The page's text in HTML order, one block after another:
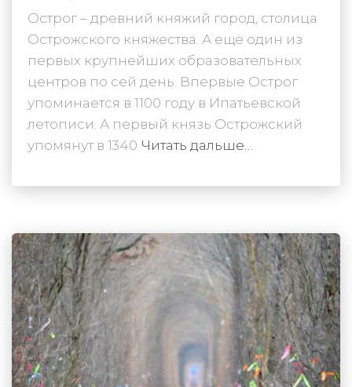
Острог – древний княжий город, столица
Острожского княжества. А ещё один из
первых крупнейших образовательных
центров по сей день. Впервые Острог
упоминается в 1100 году в Ипатьевской
летописи. А первый князь Острожский
упомянут в 1340 Читать дальше…